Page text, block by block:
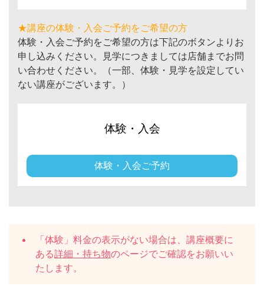
★講座の体験・入会ご予約をご希望の方
体験・入会ご予約をご希望の方は下記のボタンよりお
申し込みください。見学につきましては店舗までお問
い合わせください。（一部、体験・見学を設定してい
ない講座がございます。）
体験・入会
体験・入会ご予約
「体験」料金の表示がない場合は、講座概要に
ある詳細・持ち物のページでご確認をお願いい
たします。